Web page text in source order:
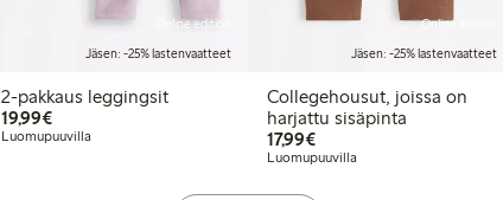
Online edition
Jäsen: -25% lastenvaatteet
2-pakkaus leggingsit
19,99€19,99 €
Luomupuuvilla
Online edition
Jäsen: -25% lastenvaatteet
Collegehousut, joissa on
harjattu sisäpinta
17,99€17,99 €
Luomupuuvilla